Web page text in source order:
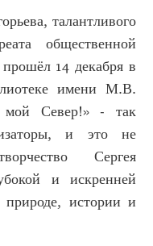
талантливого
общественной
14 декабря в
имени М.В.
Север!» - так
и это не
Сергея
и искренней
истории и